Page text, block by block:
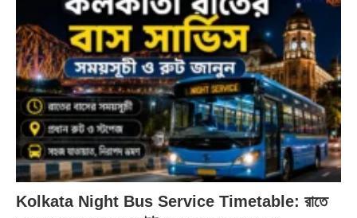
Kolkata Night Bus Service Timetable: রাতে